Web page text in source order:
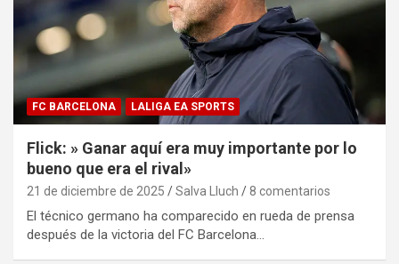
FC BARCELONA LALIGA EA SPORTS
Flick: » Ganar aquí era muy importante por lo
bueno que era el rival»
21 de diciembre de 2025 Salva Lluch 8 comentarios
El técnico germano ha comparecido en rueda de prensa
después de la victoria del FC Barcelona…